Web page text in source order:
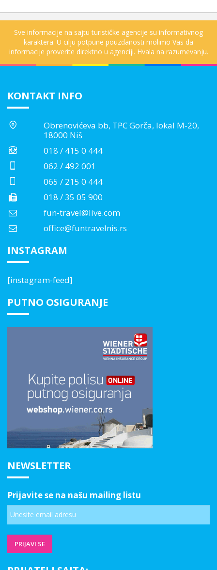
Sve informacije na sajtu turističke agencije su informativnog
karaktera. U cilju potpune pouzdanosti molimo Vas da
informacije proverite direktno u agenciji. Hvala na razumevanju.
KONTAKT INFO
Obrenovićeva bb, TPC Gorča, lokal M-20,
18000 Niš
018 / 415 0 444
062 / 492 001
065 / 215 0 444
018 / 35 05 900
fun-travel@live.com
office@funtravelnis.rs
INSTAGRAM
[instagram-feed]
PUTNO OSIGURANJE
NEWSLETTER
Prijavite se na našu mailing listu